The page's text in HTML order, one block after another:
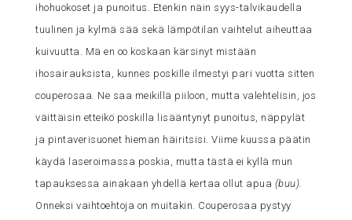
ihohuokoset ja punoitus. Etenkin näin syys-talvikaudella
tuulinen ja kylmä sää sekä lämpötilan vaihtelut aiheuttaa
kuivuutta. Mä en oo koskaan kärsinyt mistään
ihosairauksista, kunnes poskille ilmestyi pari vuotta sitten
couperosaa Ne saa meikillä piiloon, mutta valehtelisin, jos
väittäisin etteikö poskilla lisääntynyt punoitus, näppylät
ja pintaverisuonet hieman häiritsisi. Viime kuussa päätin
käydä laseroimassa poskia, mutta tästä ei kyllä mun
tapauksessa ainakaan yhdellä kertaa ollut apua (buu).
Onneksi vaihtoehtoja on muitakin. Couperosaa pystyy